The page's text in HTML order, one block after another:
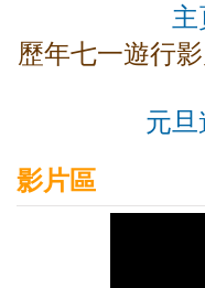
主
歷年七一遊行
元旦
影片區